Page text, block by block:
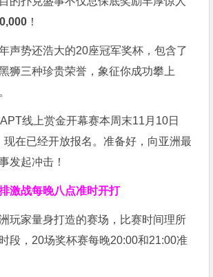
！
声势还浩大的20座冠军奖杯，包含了
狮三种珍贵荣誉，象征你成功攀上
线上赏金开幕赛本周末11月10日
现在已经开放报名。准备好，向亚洲最
发起冲击！
激战每晚八点准时开打
玩家量身打造的赛场，比赛时间理所
段，20场奖杯赛每晚20:00和21:00准